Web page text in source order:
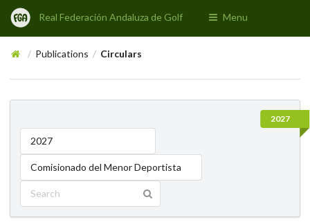
Real Federación Andaluza de Golf Menu
/ Publications / Circulars
2027
2027
Comisionado del Menor Deportista